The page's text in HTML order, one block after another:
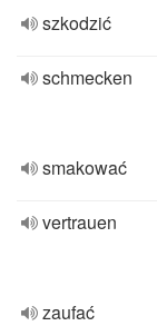
szkodzić
schmecken
smakować
vertrauen
zaufać